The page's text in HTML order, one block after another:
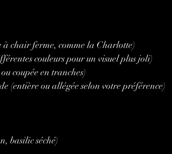
à chair ferme, comme la Charlotte)
couleurs pour un visuel plus joli)
coupée en tranches)
(entière ou allégée selon votre préférence)
basilic séché)